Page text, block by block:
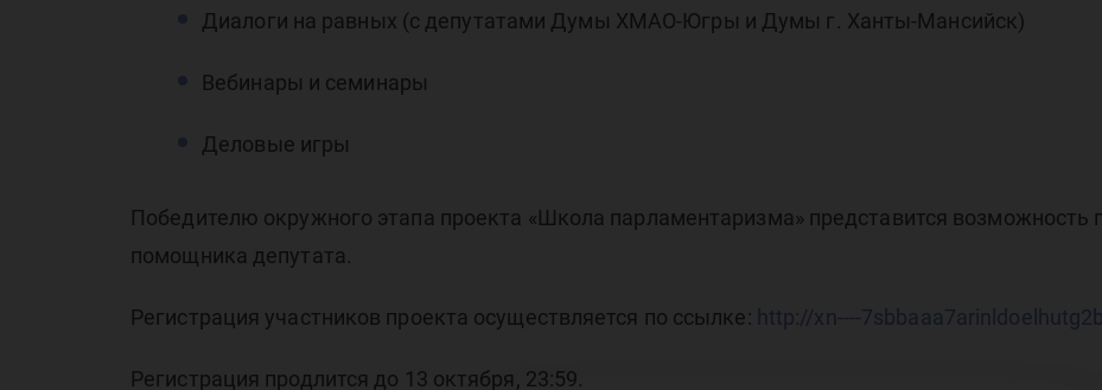
Диалоги на равных (с депутатами Думы ХМАО-Югры и Думы г. Ханты-Мансийск)
Вебинары и семинары
Деловые игры ⠀
Победителю окружного этапа проекта «Школа парламентаризма» представится возможность
помощника депутата.
Регистрация участников проекта осуществляется по ссылке: http://xn----
Регистрация продлится до 13 октября, 23:59.